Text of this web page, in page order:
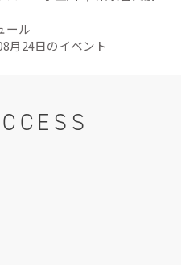
ール
月24日のイベント